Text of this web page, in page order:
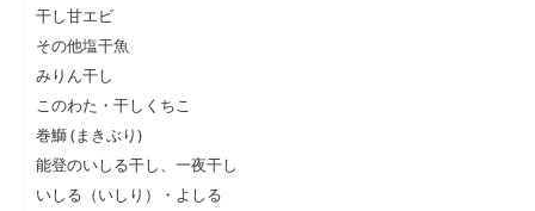
干し甘エビ
その他塩干魚
みりん干し
このわた・干しくちこ
巻鰤 (まきぶり)
能登のいしる干し、一夜干し
いしる（いしり）・よしる